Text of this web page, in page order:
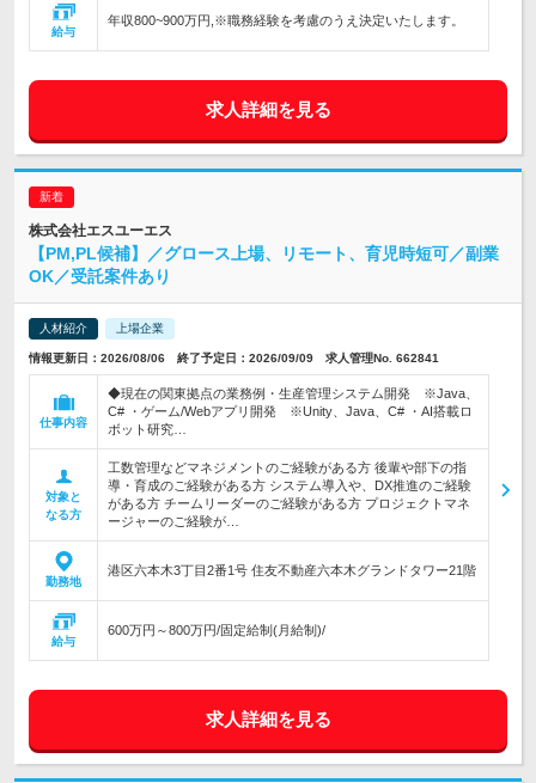
給与
年収800~900万円,※職務経験を考慮のうえ決定いたします。
求人詳細を見る
株式会社エスユーエス
【PM,PL候補】／グロース上場、リモート、育児時短可／副業
OK／受託案件あり
人材紹介 上場企業
情報更新日：2026/08/06 終了予定日：2026/09/09 求人管理No. 662841
仕事内容
◆現在の関東拠点の業務例・生産管理システム開発 ※Java、
C# ・ゲーム/Webアプリ開発 ※Unity、Java、C# ・AI搭載ロ
ボット研究…
対象と
なる方
工数管理などマネジメントのご経験がある方 後輩や部下の指
導・育成のご経験がある方 システム導入や、DX推進のご経験
がある方 チームリーダーのご経験がある方 プロジェクトマネ
ージャーのご経験が…
勤務地
港区六本木3丁目2番1号 住友不動産六本木グランドタワー21階
給与
600万円～800万円/固定給制(月給制)/
求人詳細を見る